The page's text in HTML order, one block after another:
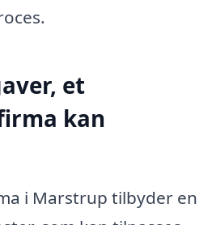
et
kan
i Marstrup tilbyder en